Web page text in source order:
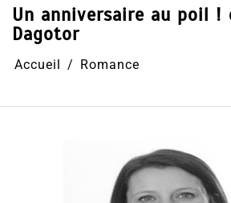
Un anniversaire au poil !
Dagotor
Accueil Romance